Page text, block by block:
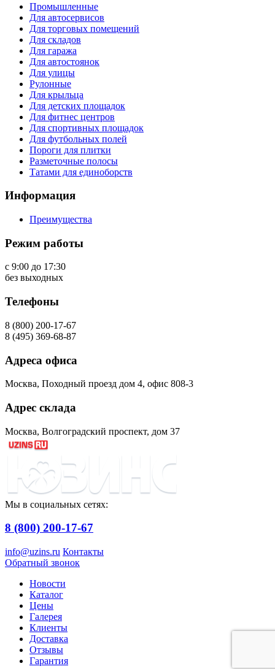
Промышленные
Для автосервисов
Для торговых помещений
Для складов
Для гаража
Для автостоянок
Для улицы
Рулонные
Для крыльца
Для детских площадок
Для фитнес центров
Для спортивных площадок
Для футбольных полей
Пороги для плитки
Разметочные полосы
Татами для единоборств
Информация
Преимущества
Режим работы
с 9:00 до 17:30
без выходных
Телефоны
8 (800) 200-17-67
8 (495) 369-68-87
Адреса офиса
Москва, Походный проезд дом 4, офис 808-3
Адрес склада
Москва, Волгоградский проспект, дом 37
Мы в социальных сетях:
8 (800) 200-17-67
info@uzins.ru Контакты
Обратный звонок
Новости
Каталог
Цены
Галерея
Клиенты
Доставка
Отзывы
Гарантия